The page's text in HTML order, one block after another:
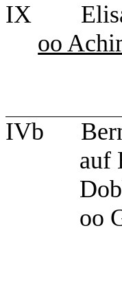
IX
oo
IVb
auf
oo